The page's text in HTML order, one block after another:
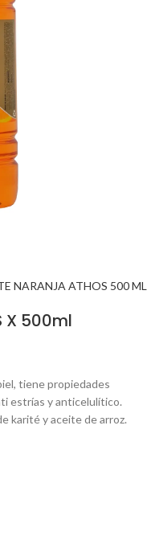
NARANJA ATHOS 500 ML
X 500ml
tiene propiedades
estrías y anticelulítico.
karité y aceite de arroz.